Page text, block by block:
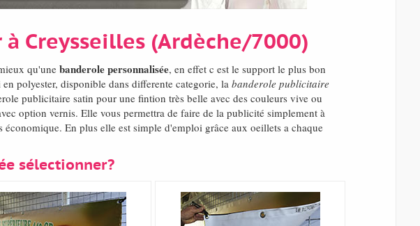
Creysseilles (Ardèche/7000)
qu'une banderole personnalisée, en effet c est le support le plus bon
polyester, disponible dans differente categorie, la banderole publicitaire
publicitaire satin pour une fintion très belle avec des couleurs vive ou
option vernis. Elle vous permettra de faire de la publicité simplement à
En plus elle est simple d'emploi grâce aux oeillets a chaque
sélectionner?